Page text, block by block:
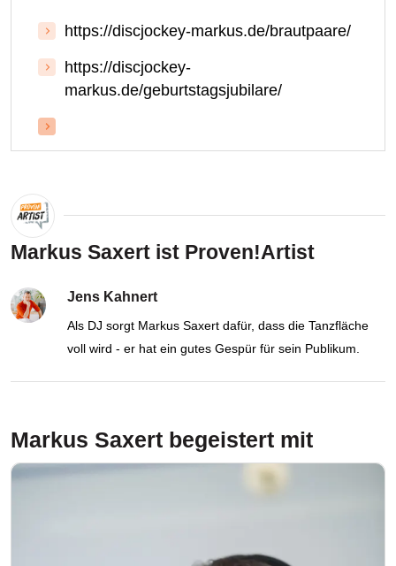
https://discjockey-markus.de/brautpaare/
https://discjockey-
markus.de/geburtstagsjubilare/
Markus Saxert ist Proven!Artist
Jens Kahnert
Als DJ sorgt Markus Saxert dafür, dass die Tanzfläche
voll wird - er hat ein gutes Gespür für sein Publikum.
Markus Saxert begeistert mit